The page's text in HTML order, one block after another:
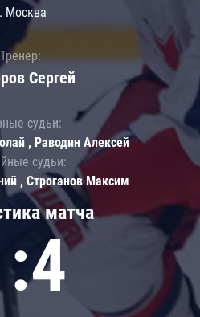
матча
Москва
Тренер:
Сергей
судьи:
, Раводин Алексей
судьи:
, Строганов Максим